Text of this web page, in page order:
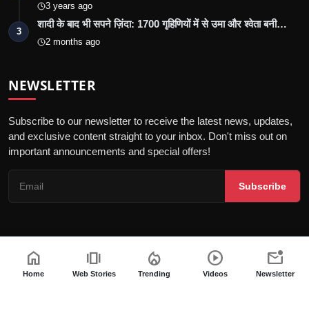
3 years ago
3
शादी के बाद भी सपने ज़िंदा: 1700 गृहिणियों में से उमा और श्वेता बनी…
2 months ago
NEWSLETTER
Subscribe to our newsletter to receive the latest news, updates,
and exclusive content straight to your inbox. Don't miss out on
important announcements and special offers!
Subscribe
© 2026 Marudhara Bharti - All Rights Reserved.
गोपनीयता नीतिसंपादकीय नीतिनियम एवं शर्तेंअस्वीकरण
home
Home
amp_stories
Web Stories
local_fire_department
Trending
play_circle
Videos
mark_email_unread
Newsletter